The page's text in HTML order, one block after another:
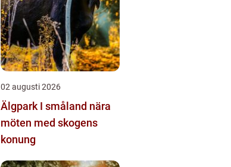
02 augusti 2026
Älgpark I småland nära
möten med skogens
konung